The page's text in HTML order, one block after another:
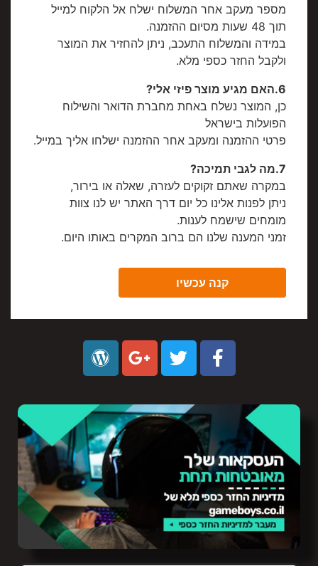
מספר מעקב אחר המשלוח ישלח אל הלקוח למייל
תוך 48 שעות מסיום ההזמנה.
במידה והמשלוח התעכב, ניתן להחזיר את המוצר
ולקבל החזר כספי מלא.
6.האם מגיע מוצר פיזי אלי?
כן, המוצר נשלח באחת מחברת הדואר והשילוח
הפועלות בישראל
פרטי ההזמנה ומעקב אחר ההזמנה ישלחו אליך במייל.
7.מה לגבי תמיכה?
במקרה שאתם זקוקים לעזרה, שאלה או בירור,
ניתן לפנות אלינו כל יום דרך האתר יש לנו צוות
מומחים שישמח לענות.
זמני המענה שלנו הם ברוב המקרים באותו היום.
קנה עכשיו